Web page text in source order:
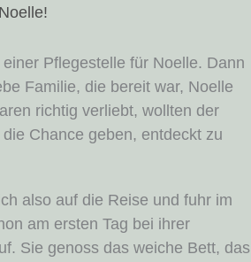
Pflegestelle für Noelle. Dann
Familie, die bereit war, Noelle
richtig verliebt, wollten der
Chance geben, entdeckt zu
also auf die Reise und fuhr im
am ersten Tag bei ihrer
Sie genoss das weiche Bett, das